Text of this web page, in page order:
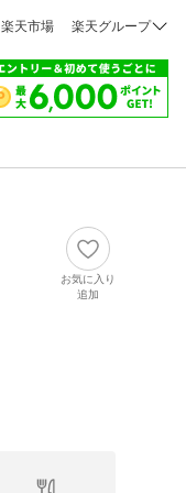
楽天市場 楽天グループ
お気に入り
追加